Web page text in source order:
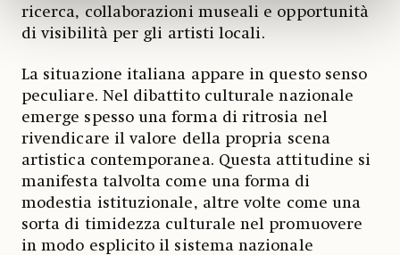
ricerca, collaborazioni museali e opportunità
di visibilità per gli artisti locali.
La situazione italiana appare in questo senso
peculiare. Nel dibattito culturale nazionale
emerge spesso una forma di ritrosia nel
rivendicare il valore della propria scena
artistica contemporanea. Questa attitudine si
manifesta talvolta come una forma di
modestia istituzionale, altre volte come una
sorta di timidezza culturale nel promuovere
in modo esplicito il sistema nazionale